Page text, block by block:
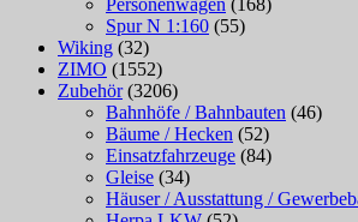
Personenwagen (168)
Spur N 1:160 (55)
Wiking (32)
ZIMO (1552)
Zubehör (3206)
Bahnhöfe / Bahnbauten (46)
Bäume / Hecken (52)
Einsatzfahrzeuge (84)
Gleise (34)
Häuser / Ausstattung /